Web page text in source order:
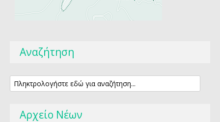
Αναζήτηση
Αρχείο Νέων